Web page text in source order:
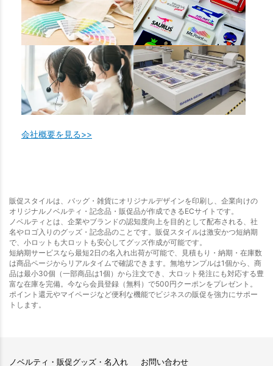
会社概要を見る>>
販促スタイルは、バッグ・雑貨にオリジナルデザインを印刷し、企業向けの
オリジナルノベルティ・記念品・販促品が作成できるECサイトです。
ノベルティとは、企業やブランドの認知度向上を目的として配布される、社
名やロゴ入りのグッズ・記念品のことです。販促スタイルは激安かつ短納期
で、小ロットも大ロットも安心してグッズ作成が可能です。
短納期サービスなら最短2日の名入れ出荷が可能で、見積もり・納期・在庫数
は商品ページからリアルタイムで確認できます。無地サンプルは1個から、商
品は最小30個（一部商品は1個）から注文でき、大ロット発注にも対応する豊
富な在庫を完備。今なら会員登録（無料）で500円クーポンをプレゼント。
ポイント還元やマイページなど便利な機能でビジネスの販促を強力にサポー
トします。
ノベルティ・販促グッズ・名入れ
お問い合わせ